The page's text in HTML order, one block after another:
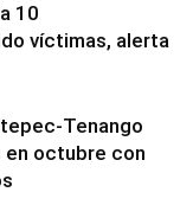
10
víctimas, alerta
Tenango
en octubre con